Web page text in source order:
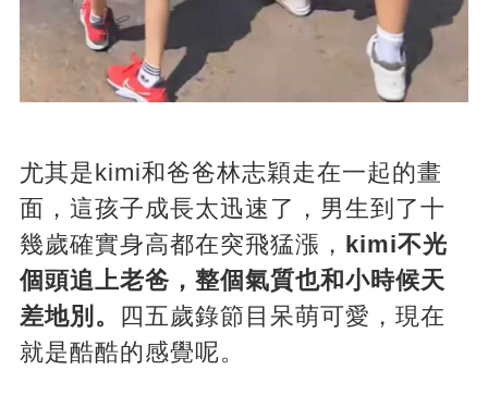
尤其是kimi和爸爸林志穎走在一起的畫
面，這孩子成長太迅速了，男生到了十
幾歲確實身高都在突飛猛漲， kimi不光
個頭追上老爸，整個氣質也和小時候天
差地別。
四五歲錄節目呆萌可愛，現在
就是酷酷的感覺呢。